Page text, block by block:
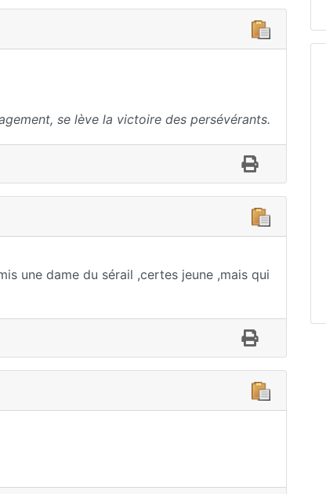
se lève la victoire des persévérants.
une dame du sérail ,certes jeune ,mais qui